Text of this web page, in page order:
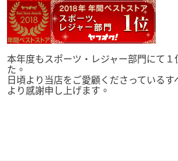
本年度もスポーツ・レジャー部門にて１
た。
日頃より当店をご愛顧くださっているす
より感謝申し上げます。